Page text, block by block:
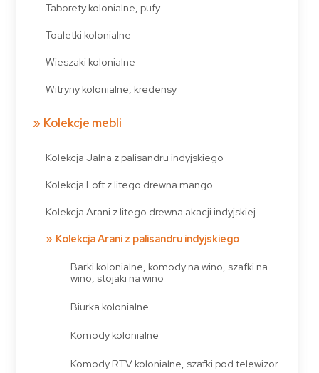
Taborety kolonialne, pufy
Toaletki kolonialne
Wieszaki kolonialne
Witryny kolonialne, kredensy
Kolekcje mebli
Kolekcja Jalna z palisandru indyjskiego
Kolekcja Loft z litego drewna mango
Kolekcja Arani z litego drewna akacji indyjskiej
Kolekcja Arani z palisandru indyjskiego
Barki kolonialne, komody na wino, szafki na
wino, stojaki na wino
Biurka kolonialne
Komody kolonialne
Komody RTV kolonialne, szafki pod telewizor